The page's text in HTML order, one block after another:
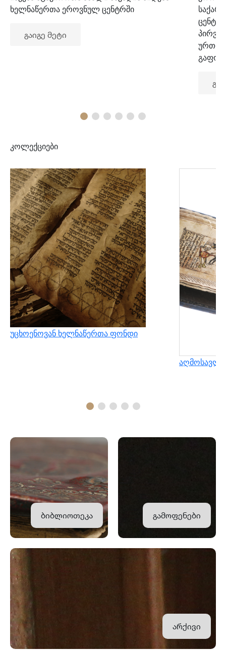
ხელნაწერთა ეროვნულ ცენტრში
გაიგე მეტი
კოლექციები
უცხოენოვან ხელნაწერთა ფონდი
ბიბლიოთეკა გამოფენები
არქივი